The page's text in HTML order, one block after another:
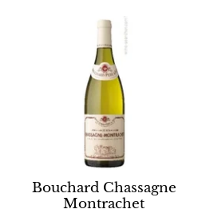
Bouchard Chassagne
Montrachet